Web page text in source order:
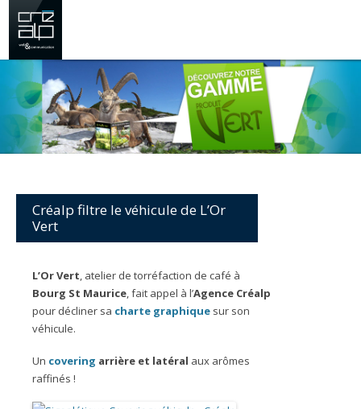
Créalp filtre le véhicule de L’Or
Vert
L’Or Vert, atelier de torréfaction de café à
Bourg St Maurice, fait appel à l’Agence Créalp
pour décliner sa charte graphique sur son
véhicule.
Un covering arrière et latéral aux arômes
raffinés !